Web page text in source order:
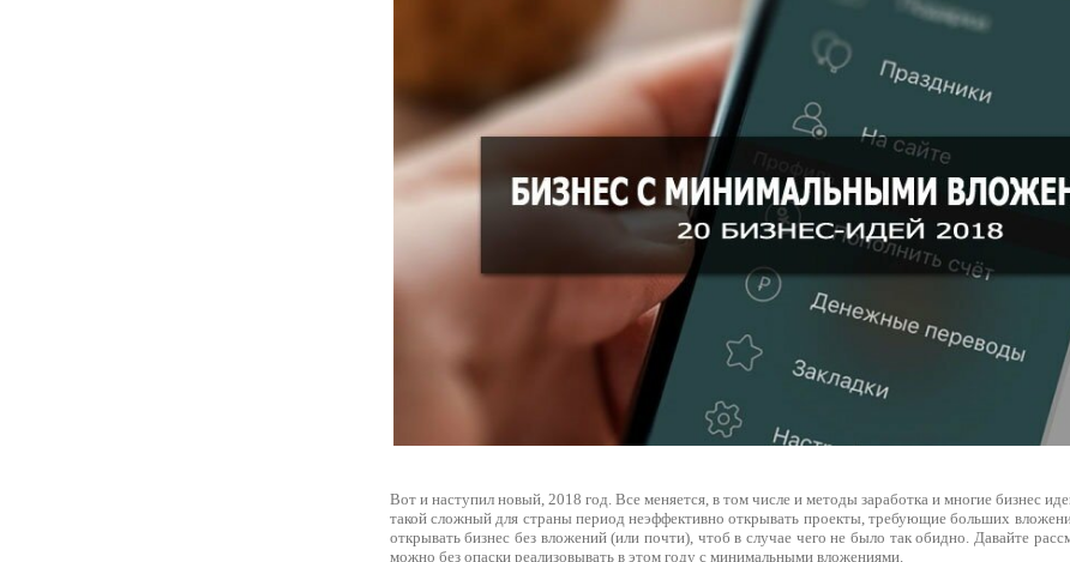
Вот и наступил новый, 2018 год. Все меняется, в том числе и методы заработка и многие бизнес
такой сложный для страны период неэффективно открывать проекты, требующие больших
открывать бизнес без вложений (или почти), чтоб в случае чего не было так обидно. Давайте
можно без опаски реализовывать в этом году с минимальными вложениями.